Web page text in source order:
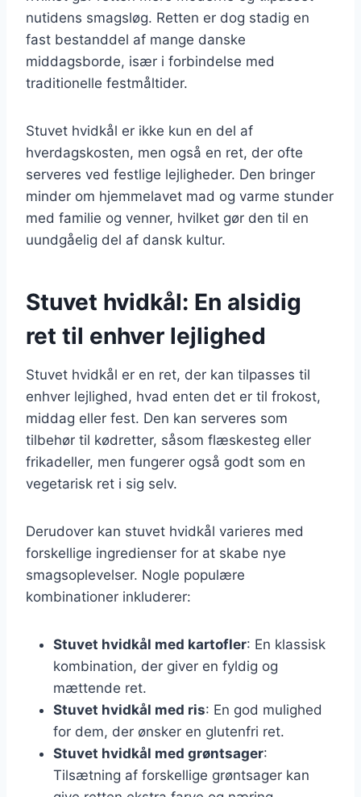
nutidens smagsløg. Retten er dog stadig en
fast bestanddel af mange danske
middagsborde, især i forbindelse med
traditionelle festmåltider.
Stuvet hvidkål er ikke kun en del af
hverdagskosten, men også en ret, der ofte
serveres ved festlige lejligheder. Den bringer
minder om hjemmelavet mad og varme stunder
med familie og venner, hvilket gør den til en
uundgåelig del af dansk kultur.
Stuvet hvidkål: En alsidig
ret til enhver lejlighed
Stuvet hvidkål er en ret, der kan tilpasses til
enhver lejlighed, hvad enten det er til frokost,
middag eller fest. Den kan serveres som
tilbehør til kødretter, såsom flæskesteg eller
frikadeller, men fungerer også godt som en
vegetarisk ret i sig selv.
Derudover kan stuvet hvidkål varieres med
forskellige ingredienser for at skabe nye
smagsoplevelser. Nogle populære
kombinationer inkluderer:
Stuvet hvidkål med kartofler: En klassisk
kombination, der giver en fyldig og
mættende ret.
Stuvet hvidkål med ris: En god mulighed
for dem, der ønsker en glutenfri ret.
Stuvet hvidkål med grøntsager:
Tilsætning af forskellige grøntsager kan